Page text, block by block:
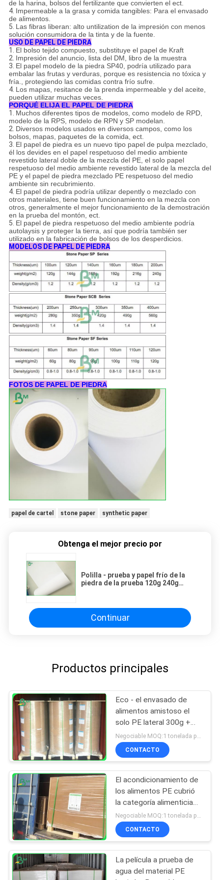
de la harina, bolsos del fertilizante que convierten el ect.
4. Impermeable a la grasa y comida tangibles: Para el envasado
de alimentos.
5. Las fibras liberan: alto untilization de la impresión con menos
solución consumidora de la tinta y de la fuente.
USO DE PAPEL DE PIEDRA
1. El bolso tejido compuesto, substituye el papel de Kraft
2. Impresión del anuncio, lista del DM, libro de la muestra
3. El papel modelo de la piedra SP40, podría utilizado para
embalar las frutas y verduras, porque es resistencia no tóxica y
fría., protegiendo las comidas contra frío sufre.
4. Los mapas, resitance de la prenda impermeable y del aceite,
pueden utilizar muchas veces.
PORQUÉ ELIJA EL PAPEL DE PIEDRA
1. Muchos diferentes tipos de modelos, como modelo de RPD,
modelo de la RPS, modelo de RPN y SP modelan.
2. Diversos modelos usados en diversos campos, como los
bolsos, mapas, paquetes de la comida, ect.
3. El papel de piedra es un nuevo tipo papel de pulpa mezclado,
él los devides en el papel respetuoso del medio ambiente
revestido lateral doble de la mezcla del PE, el solo papel
respetuoso del medio ambiente revestido lateral de la mezcla del
PE y el papel de piedra mezclado PE respetuoso del medio
ambiente sin recubrimiento.
4. El papel de piedra podría utilizar depently o mezclado con
otros materiales, tiene buen funcionamiento en la mezcla con
otros, generalmente el mejor funcionamiento de la demostración
en la prueba del montón, ect.
5. El papel de piedra respetuoso del medio ambiente podría
autolaysis y proteger la tierra, así que podría también ser
utilizado en la fabricación de bolsos de los desperdicios.
MODELOS DE PAPEL DE PIEDRA
FOTOS DE PAPEL DE PIEDRA
papel de cartel stone paper synthetic paper
Obtenga el mejor precio por
Polilla - prueba y papel frío de la
piedra de la prueba 120g 240g
Continuar
Productos principales
Eco - el envasado de
alimentos amistoso el
solo PE lateral 300g +
15g cubrió el papel de
Kraft
CONTACTO
El acondicionamiento de
los alimentos PE cubrió
la categoría alimenticia
del tablero de papel de
Kraft para las cajas para
llevar
Negociable MOQ:1 tonelada para el tamaño común y 10 toneladas para el tamaño especial
CONTACTO
La película a prueba de
agua del material PE